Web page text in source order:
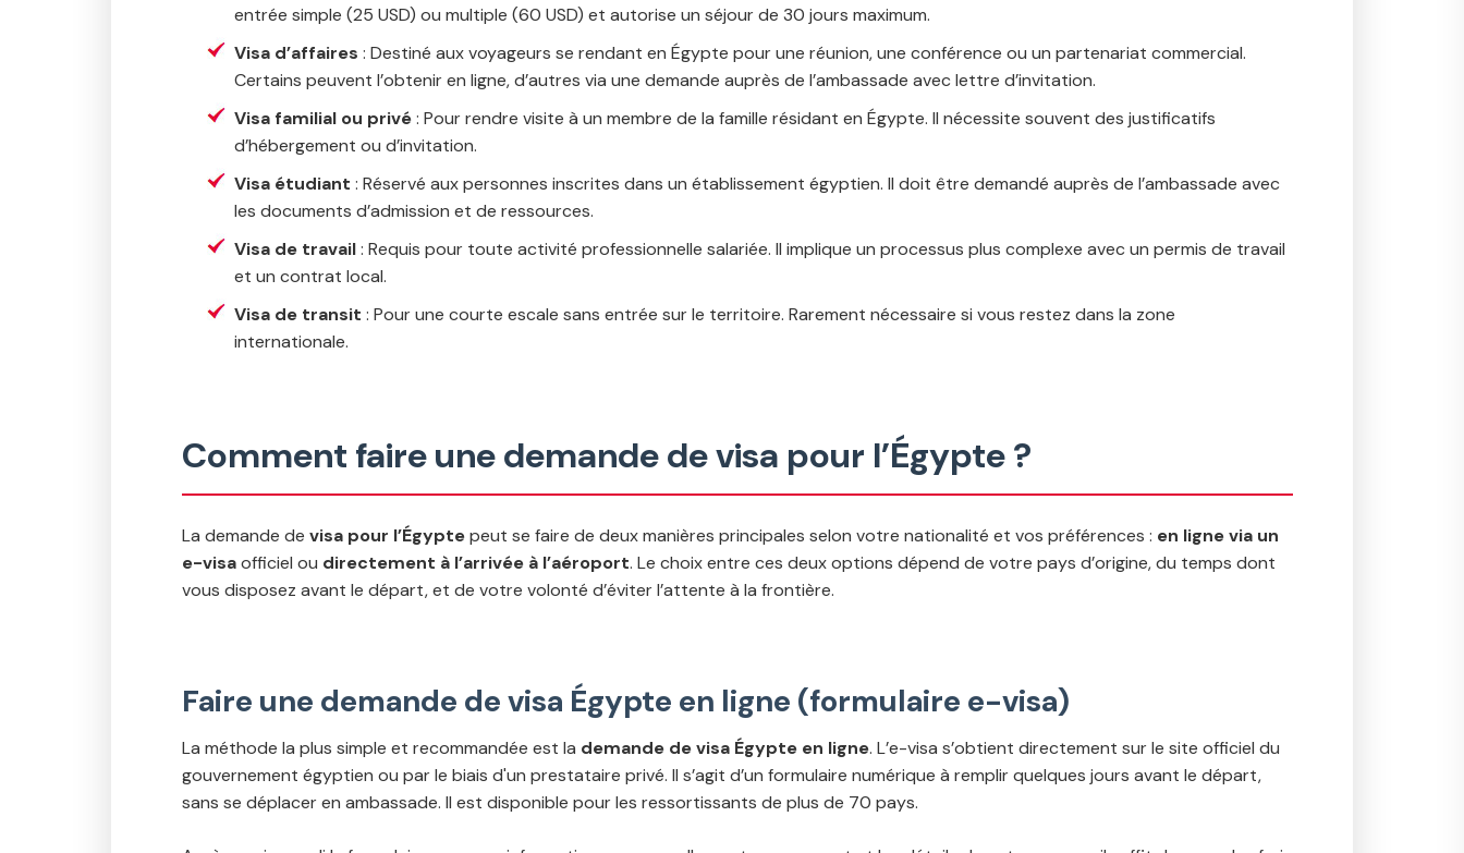
entrée simple (25 USD) ou multiple (60 USD) et autorise un séjour de 30 jours maximum.
Visa d’affaires : Destiné aux voyageurs se rendant en Égypte pour une réunion, une conférence ou un partenariat commercial.
Certains peuvent l’obtenir en ligne, d’autres via une demande auprès de l’ambassade avec lettre d’invitation.
Visa familial ou privé: Pour rendre visite à un membre de la famille résidant en Égypte. Il nécessite souvent des justificatifs
d’hébergement ou d’invitation.
Visa étudiant : Réservé aux personnes inscrites dans un établissement égyptien. Il doit être demandé auprès de l’ambassade avec
les documents d’admission et de ressources.
Visa de travail: Requis pour toute activité professionnelle salariée. Il implique un processus plus complexe avec un permis de travail
et un contrat local.
Visa de transit : Pour une courte escale sans entrée sur le territoire. Rarement nécessaire si vous restez dans la zone
internationale.
Comment faire une demande de visa pour l’Égypte ?
La demande de visa pour l’Égyptepeut se faire de deux manières principales selon votre nationalité et vos préférences : en ligne via un
e-visaofficiel ou directement à l’arrivée à l’aéroport. Le choix entre ces deux options dépend de votre pays d’origine, du temps dont
vous disposez avant le départ, et de votre volonté d’éviter l’attente à la frontière.
Faire une demande de visa Égypte en ligne (formulaire e-visa)
La méthode la plus simple et recommandée est la demande de visa Égypte en ligne. L’e-visa s’obtient directement sur le site officiel du
gouvernement égyptien ou par le biais d'un prestataire privé. Il s’agit d’un formulaire numérique à remplir quelques jours avant le départ,
sans se déplacer en ambassade. Il est disponible pour les ressortissants de plus de 70 pays.